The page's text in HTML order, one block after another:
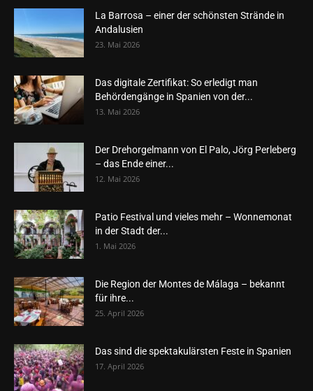
La Barrosa – einer der schönsten Strände in
Andalusien
23. Mai 2026
Das digitale Zertifikat: So erledigt man
Behördengänge in Spanien von der...
13. Mai 2026
Der Drehorgelmann von El Palo, Jörg Perleberg
– das Ende einer...
12. Mai 2026
Patio Festival und vieles mehr – Wonnemonat
in der Stadt der...
1. Mai 2026
Die Region der Montes de Málaga – bekannt
für ihre...
25. April 2026
Das sind die spektakulärsten Feste in Spanien
17. April 2026